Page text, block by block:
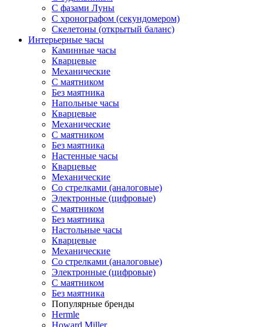
С фазами Луны
С хронографом (секундомером)
Скелетоны (открытый баланс)
Интерьерные часы
Каминные часы
Кварцевые
Механические
С маятником
Без маятника
Напольные часы
Кварцевые
Механические
С маятником
Без маятника
Настенные часы
Кварцевые
Механические
Со стрелками (аналоговые)
Электронные (цифровые)
С маятником
Без маятника
Настольные часы
Кварцевые
Механические
Со стрелками (аналоговые)
Электронные (цифровые)
С маятником
Без маятника
Популярные бренды
Hermle
Howard Miller